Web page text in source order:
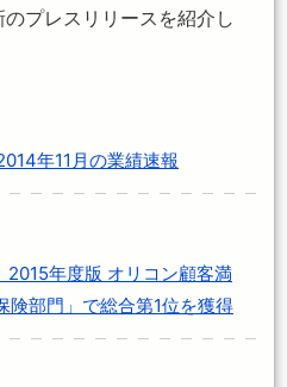
プレスリリースを紹介し
年11月の業績速報
年度版 オリコン顧客満
険部門」で総合第1位を獲得